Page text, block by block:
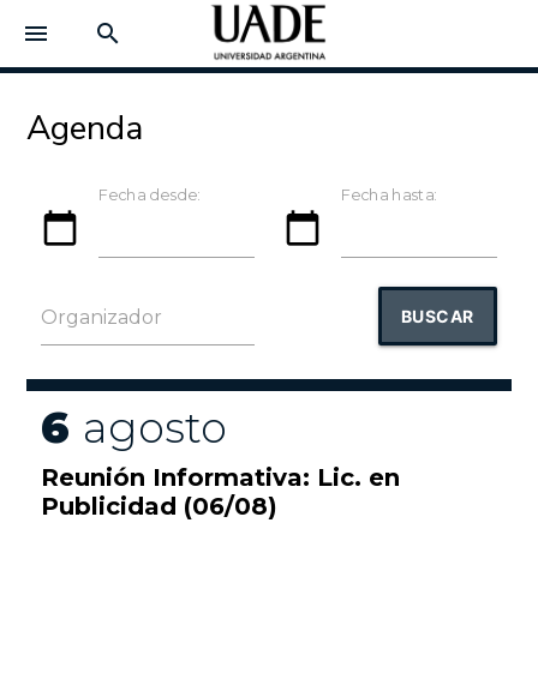
menu search
Agenda
calendar_today
Fecha desde:
calendar_today
Fecha hasta:
Organizador BUSCAR
6 agosto
Reunión Informativa: Lic. en
Publicidad (06/08)